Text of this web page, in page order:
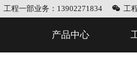
工程一部业务：13902271834 工
产品中心